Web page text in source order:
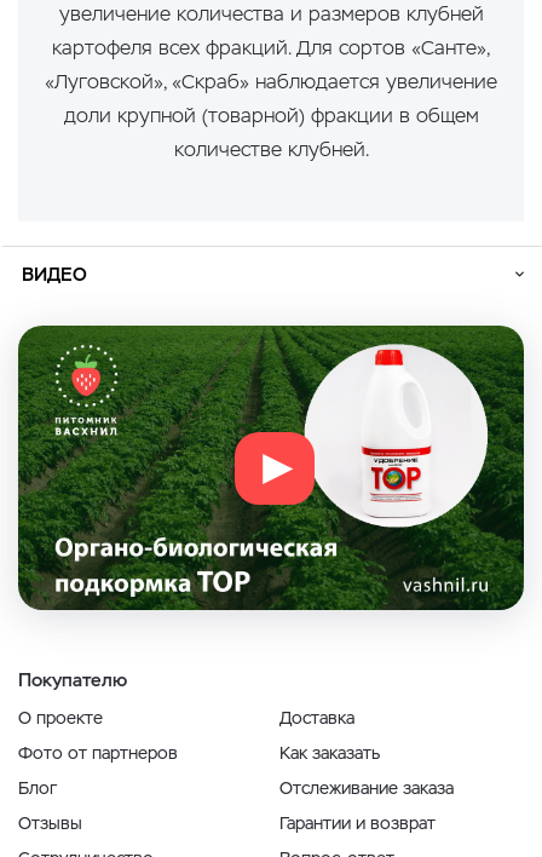
увеличение количества и размеров клубней
картофеля всех фракций. Для сортов «Санте»,
«Луговской», «Скраб» наблюдается увеличение
доли крупной (товарной) фракции в общем
количестве клубней.
ВИДЕО
Покупателю
О проекте
Фото от партнеров
Блог
Отзывы
Доставка
Как заказать
Отслеживание заказа
Гарантии и возврат